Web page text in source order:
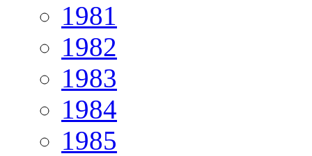
1981
1982
1983
1984
1985